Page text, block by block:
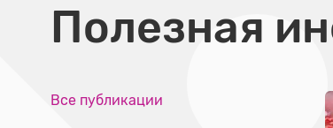
Полезная
Все публикации